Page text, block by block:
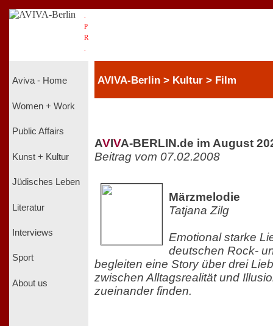
P
R
Aviva - Home
Women + Work
Public Affairs
Kunst + Kultur
Jüdisches Leben
Literatur
Interviews
Sport
About us
AVIVA-Berlin > Kultur > Film
AVIVA-BERLIN.de im August
Beitrag vom 07.02.2008
Märzmelodie
Tatjana Zilg
Emotional starke
deutschen Rock-
begleiten eine Story über drei
zwischen Alltagsrealität und
zueinander finden.